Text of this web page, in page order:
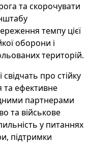
та скорочувати
темпу цієї
оборони і
територій.
про стійку
та ефективне
партнерами
та військове
у питаннях
підтримки